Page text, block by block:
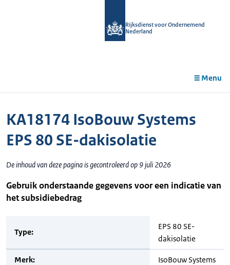
Rijksdienst voor Ondernemend
Nederland
Menu
KA18174 IsoBouw Systems
EPS 80 SE-dakisolatie
De inhoud van deze pagina is gecontroleerd op 9 juli 2026
Gebruik onderstaande gegevens voor een indicatie van
het subsidiebedrag
Type:
EPS 80 SE-
dakisolatie
Merk: IsoBouw Systems